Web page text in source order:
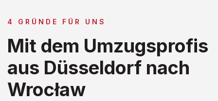
4 GRÜNDE FÜR UNS
Mit dem Umzugsprofis
aus Düsseldorf nach
Wrocław